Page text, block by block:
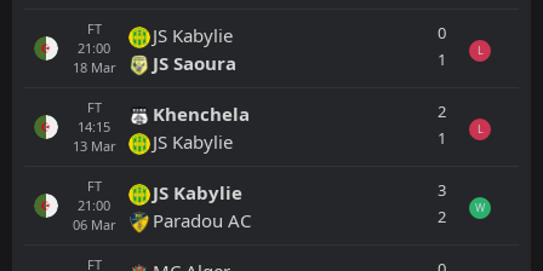
FT
21:00
18 Mar
JS Kabylie
JS Saoura
0
1
L
FT
14:15
13 Mar
Khenchela
JS Kabylie
2
1
L
FT
21:00
06 Mar
JS Kabylie
Paradou AC
3
2
W
FT